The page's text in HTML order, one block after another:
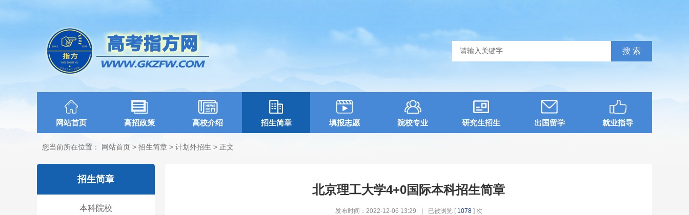
网站首页 高招政策 高校介绍 招生简章 填报志愿 院校专业 研究生招生 出国留学 就业指导
您当前所在位置： 网站首页 > 招生简章 > 计划外招生 > 正文
招生简章
本科院校
北京理工大学4+0国际本科招生简章
发布时间：2022-12-06 13:29 已被浏览 [ 1078] 次